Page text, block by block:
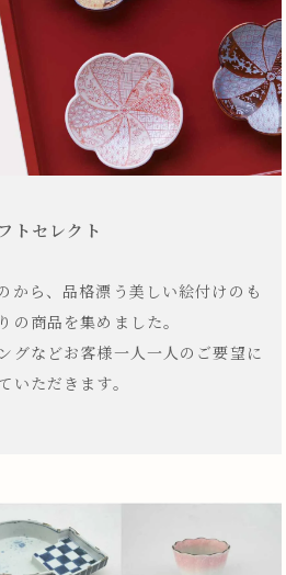
トセレクト
から、品格漂う美しい絵付けのも
の商品を集めました。
グなどお客様一人一人のご要望に
いただきます。